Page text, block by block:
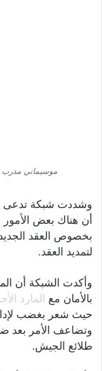
موسيماني مدرب
أن هناك بعض الأمور
بخصوص العقد
لتمديد العقد.
وأكدت الشبكة أن
بالأمان مع المارد
حيث شعر بغضب
وتضاعف الأمر بعد
طلائع الجيش.